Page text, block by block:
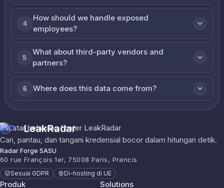
4
How should we handle exposed
employees?
5
What about third-party vendors and
partners?
6 Where does this data come from?
LeakRadar
Cari, pantau, dan tangani kredensial bocor dalam hitungan detik.
Radar Forge SASU
60 rue François 1er, 75008 Paris, Prancis
Sesuai GDPR Di-hosting di UE
Produk Solutions